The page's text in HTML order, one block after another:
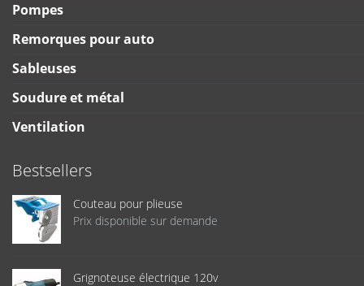
Pompes
Remorques pour auto
Sableuses
Soudure et métal
Ventilation
Bestsellers
Couteau pour plieuse
Prix disponible sur demande
Grignoteuse électrique 120v